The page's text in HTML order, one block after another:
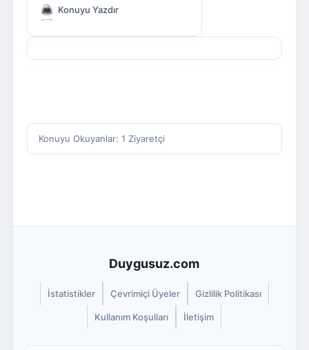
Konuyu Yazdır
Konuyu Okuyanlar: 1 Ziyaretçi
Duygusuz.com
İstatistikler Çevrimiçi Üyeler Gizlilik Politikası
Kullanım Koşulları İletişim